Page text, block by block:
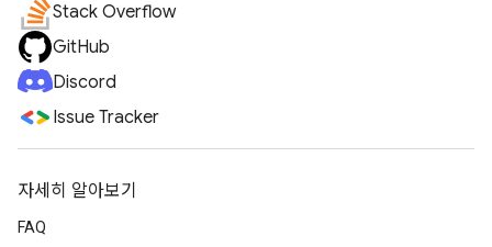
Stack Overflow
GitHub
Discord
Issue Tracker
자세히 알아보기
FAQ